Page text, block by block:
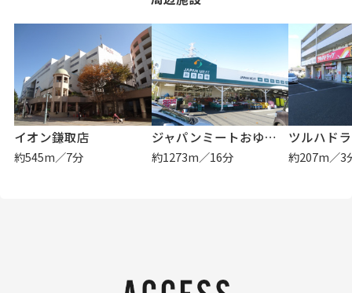
イオン鎌取店
約545m／7分
ジャパンミートおゆみ野店
約1273m／16分
ツルハド
約207m／3